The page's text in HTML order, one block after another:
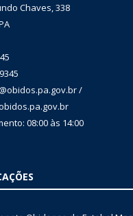
Chaves, 338
/
08:00 às 14:00